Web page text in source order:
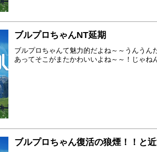
ブルプロちゃんNT延期
ブルプロちゃんて魅力的だよね～～うんうん
あってそこがまたかわいいよね～～！じゃね
ブルプロちゃん復活の狼煙！！と